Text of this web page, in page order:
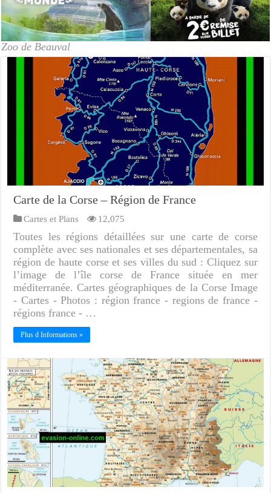
Zoo de Beauval
Carte de la Corse – Région de France
Cartes et Plans 12,075
Toutes les régions détaillées sur une carte de corse
complète avec ses nationales et ses départementales, sa
région de haute corse et ses villes du sud : Cliquez sur
l’image de l’île corse de France située en mer
méditerranée. Cartes géographiques de la Corse Image
- Cartes - Photos : région france - regions de france -
régions france - …
Plus d Informations »